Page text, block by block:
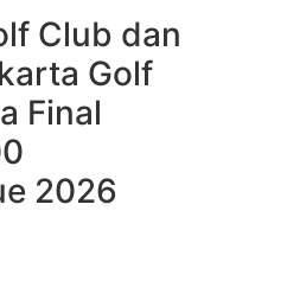
Club dan
Golf
Final
2026